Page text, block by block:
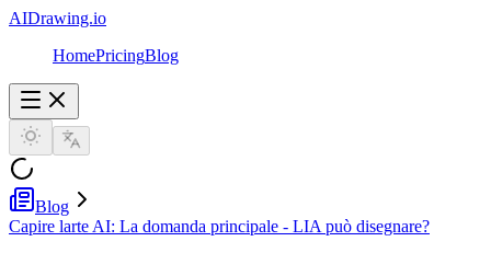
AIDrawing.io
HomePricingBlog
Blog
Capire larte AI: La domanda principale - LIA può disegnare?